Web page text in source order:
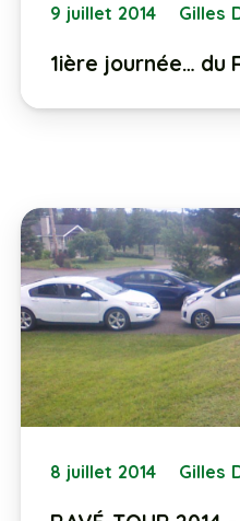
9 juillet 2014 Gilles
1ière journée… du
8 juillet 2014 Gilles